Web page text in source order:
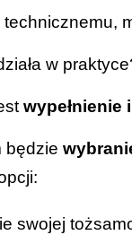
w
wypełnienie
będzie
swojej